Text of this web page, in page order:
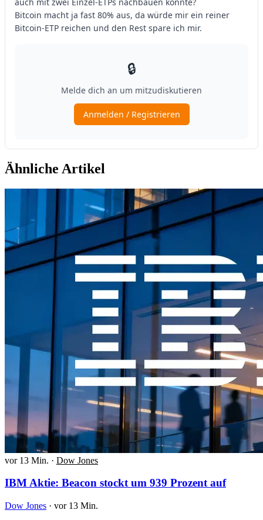
Ähnliche Artikel
vor 13 Min. · Dow Jones
IBM Aktie: Beacon stockt um 939 Prozent auf
Dow Jones · vor 13 Min.